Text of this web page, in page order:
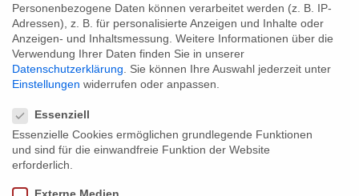
gbf honored among TOP TEN of the TV-
Year Book 2012
We are delighted to be honored as “one of most successful
companies in the difficult field of non-fictional production” in the
Personenbezogene Daten können verarbeitet werden (z. B. IP-
Adressen), z. B. für personalisierte Anzeigen und Inhalte oder
Anzeigen- und Inhaltsmessung. Weitere Informationen über die
Verwendung Ihrer Daten finden Sie in unserer
Datenschutzerklärung
Sie können Ihre Auswahl jederzeit unter
Einstellungen widerrufen oder anpassen.
Essenziell
Essenzielle Cookies ermöglichen grundlegende Funktionen
und sind für die einwandfreie Funktion der Website
erforderlich.